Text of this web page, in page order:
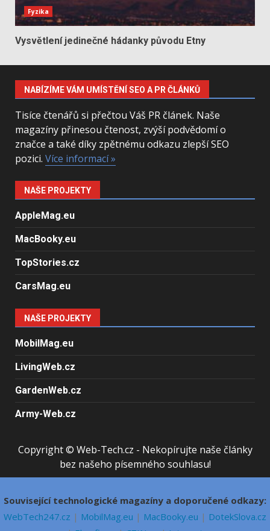
Fyzika
Vysvětlení jedinečné hádanky původu Etny
NABÍZÍME VÁM UMÍSTĚNÍ SEO A PR ČLÁNKŮ
Tisíce čtenářů si přečtou Váš PR článek. Naše
magazíny přinesou čtenost, zvýší podvědomí o
značce a také díky zpětnému odkazu zlepší SEO
pozici. Více informací »
NAŠE PROJEKTY
AppleMag.eu
MacBooky.eu
TopStories.cz
CarsMag.eu
NAŠE PROJEKTY
MobilMag.eu
LivingWeb.cz
GardenWeb.cz
Army-Web.cz
Copyright © Web-Tech.cz - Nekopírujte naše články
bez našeho písemného souhlasu!
Související technologické magazíny a doporučené odkazy:
WebTech247.cz | MobilMag.eu | MacBooky.eu | DotekSlova.cz